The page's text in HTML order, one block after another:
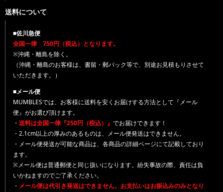
送料について
■佐川急便
全国一律 750円（税込）となります。
※沖縄・離島を除く。
（沖縄・離島のお客様は、書留・郵パック等で、別途お見積もりさせて
いただきます。）
■メール便
MUMBLESでは、お客様に送料を安くお届けする方法として『メール
便』がお選び頂けます。
・ 送料は全国一律『250円（税込）』 でお届けできます！
・2.1cm以上の厚みのあるものは、メール便発送はできません。
・メール便発送が可能な商品は、各商品の詳細ページにて記載しており
ます。
※メール便は普通郵便と同じ扱いになります。紛失事故の際、責任は負
いかねますのでご了承ください。
・ メール便は代引き発送はできません。お支払いはお振込みのみとなり